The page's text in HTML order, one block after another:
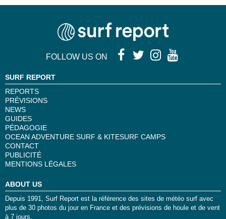
FOLLOW US ON
SURF REPORT
REPORTS
PRÉVISIONS
NEWS
GUIDES
PÉDAGOGIE
OCEAN ADVENTURE SURF & KITESURF CAMPS
CONTACT
PUBLICITÉ
MENTIONS LÉGALES
ABOUT US
Depuis 1991, Surf Report est la référence des sites de météo surf avec
plus de 30 photos du jour en France et des prévisions de houle et de vent
à 7 jours.